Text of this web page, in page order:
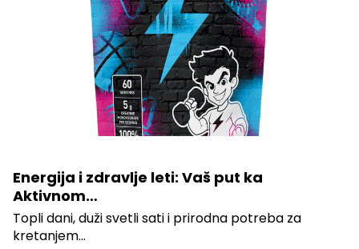
Energija i zdravlje leti: Vaš put ka
Aktivnom…
Topli dani, duži svetli sati i prirodna potreba za
kretanjem...